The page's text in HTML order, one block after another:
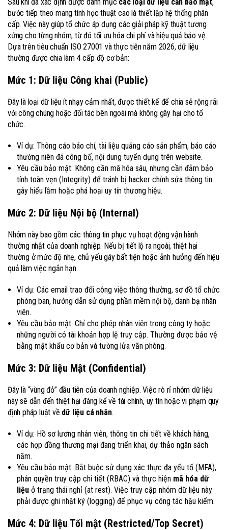
bước tiếp theo mang tính học thuật cao là thiết lập hệ thống phân
cấp. Việc này giúp tổ chức áp dụng các giải pháp kỹ thuật tương
xứng cho từng nhóm, từ đó tối ưu hóa chi phí và hiệu quả bảo vệ.
Dựa trên tiêu chuẩn ISO 27001 và thực tiễn năm 2026, dữ liệu
thường được chia làm 4 cấp độ cơ bản:
Mức 1: Dữ liệu Công khai (Public)
Đây là loại dữ liệu ít nhạy cảm nhất, được thiết kế để chia sẻ rộng rãi
với công chúng hoặc đối tác bên ngoài mà không gây hại cho tổ
chức.
Ví dụ: Thông cáo báo chí, tài liệu quảng cáo sản phẩm, báo cáo
thường niên đã công bố, nội dung tuyển dụng trên website.
Yêu cầu bảo mật: Không cần mã hóa sâu, nhưng cần đảm bảo
tính toàn vẹn (Integrity) để tránh bị hacker chỉnh sửa thông tin
gây hiểu lầm hoặc phá hoại uy tín thương hiệu.
Mức 2: Dữ liệu Nội bộ (Internal)
Nhóm này bao gồm các thông tin phục vụ hoạt động vận hành
thường nhật của doanh nghiệp. Nếu bị tiết lộ ra ngoài, thiệt hại
thường ở mức độ nhẹ, chủ yếu gây bất tiện hoặc ảnh hưởng đến hiệu
quả làm việc ngắn hạn.
Ví dụ: Các email trao đổi công việc thông thường, sơ đồ tổ chức
phòng ban, hướng dẫn sử dụng phần mềm nội bộ, danh bạ nhân
viên.
Yêu cầu bảo mật: Chỉ cho phép nhân viên trong công ty hoặc
những người có tài khoản hợp lệ truy cập. Thường được bảo vệ
bằng mật khẩu cơ bản và tường lửa văn phòng.
Mức 3: Dữ liệu Mật (Confidential)
Đây là “vùng đỏ” đầu tiên của doanh nghiệp. Việc rò rỉ nhóm dữ liệu
này sẽ dẫn đến thiệt hại đáng kể về tài chính, uy tín hoặc vi phạm quy
định pháp luật về dữ liệu cá nhân.
Ví dụ: Hồ sơ lương nhân viên, thông tin chi tiết về khách hàng,
các hợp đồng thương mại đang triển khai, dự thảo ngân sách
năm.
Yêu cầu bảo mật: Bắt buộc sử dụng xác thực đa yếu tố (MFA),
phân quyền truy cập chi tiết (RBAC) và thực hiện mã hóa dữ
liệu ở trạng thái nghỉ (at rest). Việc truy cập nhóm dữ liệu này
phải được ghi nhật ký (logging) để phục vụ công tác hậu kiểm.
Mức 4: Dữ liệu Tối mật (Restricted/Top Secret)